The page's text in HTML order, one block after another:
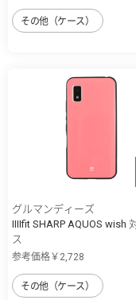
その他（ケース）
グルマンディーズ
IIIIfit SHARP AQUOS wish
ス
参考価格￥2,728
その他（ケース）